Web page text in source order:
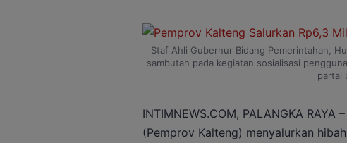
Staf Ahli Gubernur Bidang Pemerintahan,
sambutan pada kegiatan sosialisasi
partai
INTIMNEWS.COM, PALANGKA
(Pemprov Kalteng) menyalurkan